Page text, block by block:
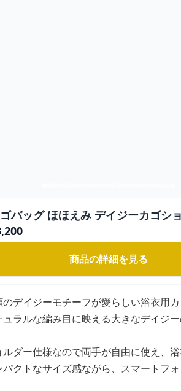
バッグ ほほえみ デイジーカゴシ
商品の詳細を見る
のデイジーモチーフが愛らしい浴衣用カ
ュラルな編み目に映える大きなデイジ
ルダー仕様なので両手が自由に使え、
パクトなサイズ感ながら、スマートフ